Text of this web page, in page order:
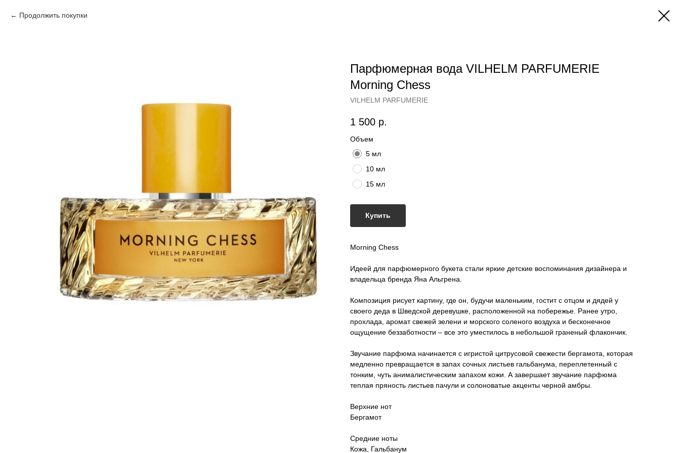
Продолжить покупки
Парфюмерная вода VILHELM PARFUMERIE
Morning Chess
VILHELM PARFUMERIE
1 500 р.
Объем
5 мл
10 мл
15 мл
Купить
Morning Chess
Идеей для парфюмерного букета стали яркие детские воспоминания дизайнера и
владельца бренда Яна Альгрена.
Композиция рисует картину, где он, будучи маленьким, гостит с отцом и дядей у
своего деда в Шведской деревушке, расположенной на побережье. Ранее утро,
прохлада, аромат свежей зелени и морского соленого воздуха и бесконечное
ощущение беззаботности – все это уместилось в небольшой граненый флакончик.
Звучание парфюма начинается с игристой цитрусовой свежести бергамота, которая
медленно превращается в запах сочных листьев гальбанума, переплетенный с
тонким, чуть анималистическим запахом кожи. А завершает звучание парфюма
теплая пряность листьев пачули и солоноватые акценты черной амбры.
Верхние нот
Бергамот
Средние ноты
Кожа, Гальбанум